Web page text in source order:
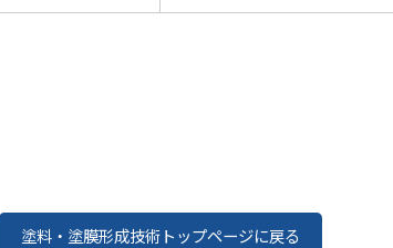
塗料・塗膜形成技術トップページに戻る